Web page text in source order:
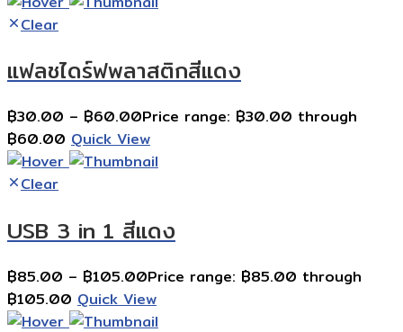
Clear
แฟลชไดร์ฟพลาสติกสีแดง
฿30.00 – ฿60.00Price range: ฿30.00 through
฿60.00 Quick View
Clear
USB 3 in 1 สีแดง
฿85.00 – ฿105.00Price range: ฿85.00 through
฿105.00 Quick View